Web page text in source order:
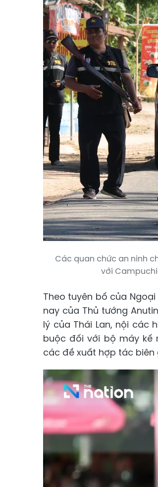
Các quan chức an ninh
với
Theo tuyên bố của
nay của Thủ tướng
lý của Thái Lan, nội các
buộc đối với bộ máy kế
các đề xuất hợp tác biên